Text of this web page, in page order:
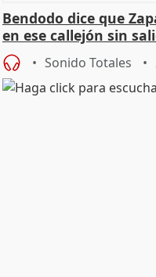
Bendodo dice que
en ese callejón sin
Sonido Totales